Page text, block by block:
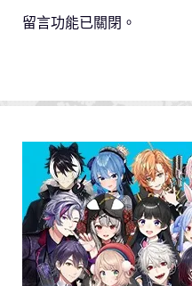
留言功能已關閉。